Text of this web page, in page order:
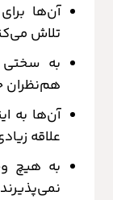
آن‌ها
تلاش
به سختی
هم‌نظران
آن‌ها به
علاقه
به هیچ